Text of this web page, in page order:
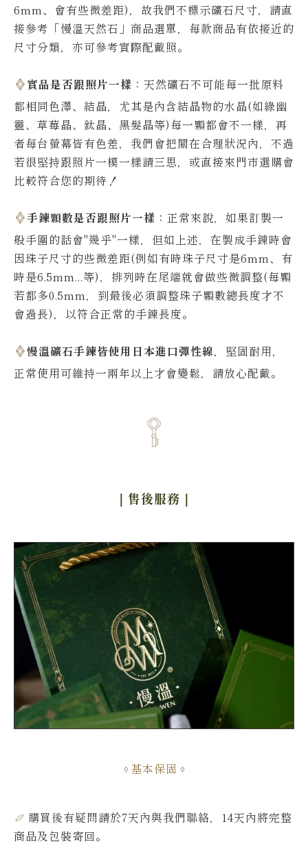
6mm、會有些微差距)，故我們不標示礦石尺寸，請直
接參考「慢溫天然石」商品選單，每款商品有依接近的
尺寸分類，亦可參考實際配戴照。
實品是否跟照片一樣 ：天然礦石不可能每一批原料
都相同色澤、結晶，尤其是內含結晶物的水晶(如綠幽
靈、草莓晶、鈦晶、黑髮晶等)每一顆都會不一樣，再
者每台螢幕皆有色差，我們會把關在合理狀況內，不過
若很堅持跟照片一模一樣請三思，或直接來門市選購會
比較符合您的期待！
手鍊顆數是否跟照片一樣 ：正常來說，如果訂製一
般手圍的話會"幾乎"一樣，但如上述，在製成手鍊時會
因珠子尺寸的些微差距(例如有時珠子尺寸是6mm、有
時是6.5mm...等)，排列時在尾端就會做些微調整(每顆
若都多0.5mm，到最後必須調整珠子顆數總長度才不
會過長)，以符合正常的手鍊長度。
慢溫礦石手鍊皆使用日本進口彈性線，堅固耐用，
正常使用可維持一兩年以上才會變鬆，請放心配戴。
｜售後服務 ｜
基本保固
購買後有疑問請於7天內與我們聯絡，14天內將完整
商品及包裝寄回。